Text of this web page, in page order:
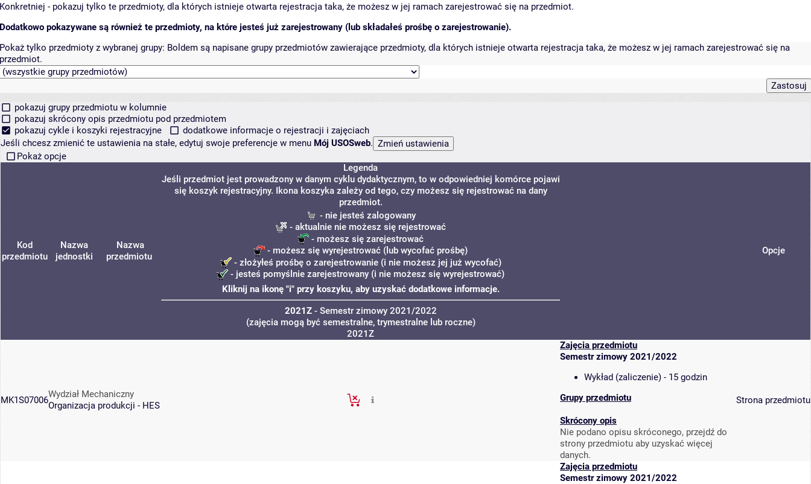
Konkretniej - pokazuj tylko te przedmioty, dla których istnieje otwarta rejestracja taka, że możesz w jej ramach zarejestrować się na przedmiot.
Dodatkowo pokazywane są również te przedmioty, na które jesteś już zarejestrowany (lub składałeś prośbę o zarejestrowanie).
Pokaż tylko przedmioty z wybranej grupy: Boldem są napisane grupy przedmiotów zawierające przedmioty, dla których istnieje otwarta rejestracja taka, że możesz w jej ramach zarejestrować się na
przedmiot.
pokazuj grupy przedmiotu w kolumnie
pokazuj skrócony opis przedmiotu pod przedmiotem
pokazuj cykle i koszyki rejestracyjne
dodatkowe informacje o rejestracji i zajęciach
Jeśli chcesz zmienić te ustawienia na stałe, edytuj swoje preferencje w menu Mój USOSweb.
Pokaż opcje
Kod
przedmiotu
Nazwa
jednostki
Nazwa
przedmiotu
Legenda
Jeśli przedmiot jest prowadzony w danym cyklu dydaktycznym, to w odpowiedniej komórce pojawi
się koszyk rejestracyjny. Ikona koszyka zależy od tego, czy możesz się rejestrować na dany
przedmiot.
- nie jesteś zalogowany
- aktualnie nie możesz się rejestrować
- możesz się zarejestrować
- możesz się wyrejestrować (lub wycofać prośbę)
- złożyłeś prośbę o zarejestrowanie (i nie możesz jej już wycofać)
- jesteś pomyślnie zarejestrowany (i nie możesz się wyrejestrować)
Kliknij na ikonę "i" przy koszyku, aby uzyskać dodatkowe informacje.
2021Z- Semestr zimowy 2021/2022
(zajęcia mogą być semestralne, trymestralne lub roczne)
Opcje
2021Z
MK1S07006
Wydział Mechaniczny
Organizacja produkcji - HES
Zajęcia przedmiotu
Semestr zimowy 2021/2022
Wykład (zaliczenie) - 15 godzin
Grupy przedmiotu
Skrócony opis
Nie podano opisu skróconego, przejdź do
strony przedmiotu aby uzyskać więcej
danych.
Strona przedmiotu
Zajęcia przedmiotu
Semestr zimowy 2021/2022